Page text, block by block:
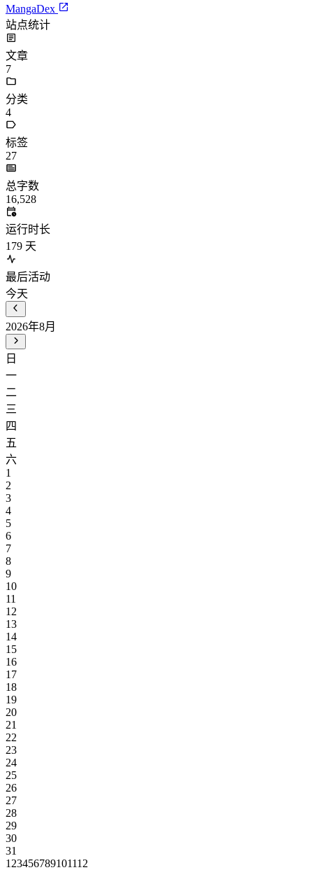
MangaDex
站点统计
文章
7
分类
4
标签
27
总字数
16,528
运行时长
179 天
最后活动
今天
2026年8月
日
一
二
三
四
五
六
1
2
3
4
5
6
7
8
9
10
11
12
13
14
15
16
17
18
19
20
21
22
23
24
25
26
27
28
29
30
31
1 23456789101112